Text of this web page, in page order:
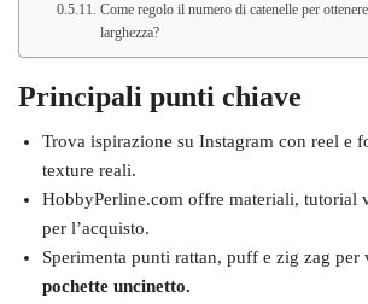
Come regolo il numero di catenelle per
larghezza?
Principali punti chiave
Trova ispirazione su Instagram con reel e
texture reali.
HobbyPerline.com offre materiali, tutorial
per l’acquisto.
Sperimenta punti rattan, puff e zig zag per
pochette uncinetto.